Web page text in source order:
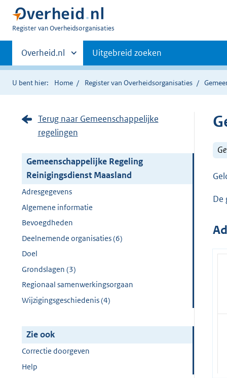
U
Register van Overheidsorganisaties
Primaire
navigatie
Andere
sites
binnen
Overheid.nl Uitgebreid zoeken
U bent hier: Home Register van Overheidsorganisaties
Terug naar Gemeenschappelijke
regelingen
Gemeenschappelijke Regeling
Reinigingsdienst Maasland
Adresgegevens
Algemene informatie
Bevoegdheden
Deelnemende organisaties (6)
Doel
Grondslagen (3)
Regionaal samenwerkingsorgaan
Wijzigingsgeschiedenis (4)
Zie ook
Correctie doorgeven
Help
De